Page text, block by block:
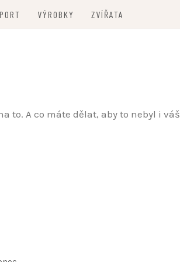
VÝROBKY ZVÍŘATA
to. A co máte dělat, aby to nebyl i váš